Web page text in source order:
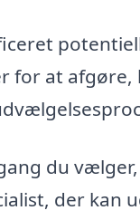
for at
du
der kan